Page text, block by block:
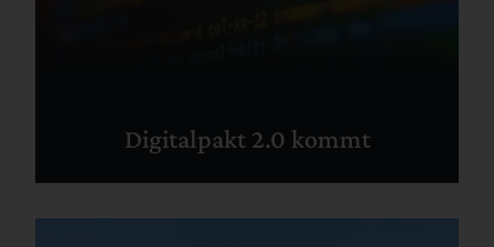
Digitalpakt 2.0 kommt